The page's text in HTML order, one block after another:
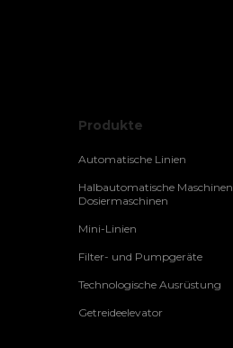
Produkte
Automatische Linien
Halbautomatische Maschinen,
Dosiermaschinen
Mini-Linien
Filter- und Pumpgeräte
Technologische Ausrüstung
Getreideelevator